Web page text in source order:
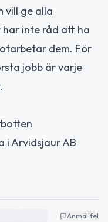
vill ge alla
inte råd att ha
dem. För
jobb är varje
i Arvidsjaur AB
Anmäl fel